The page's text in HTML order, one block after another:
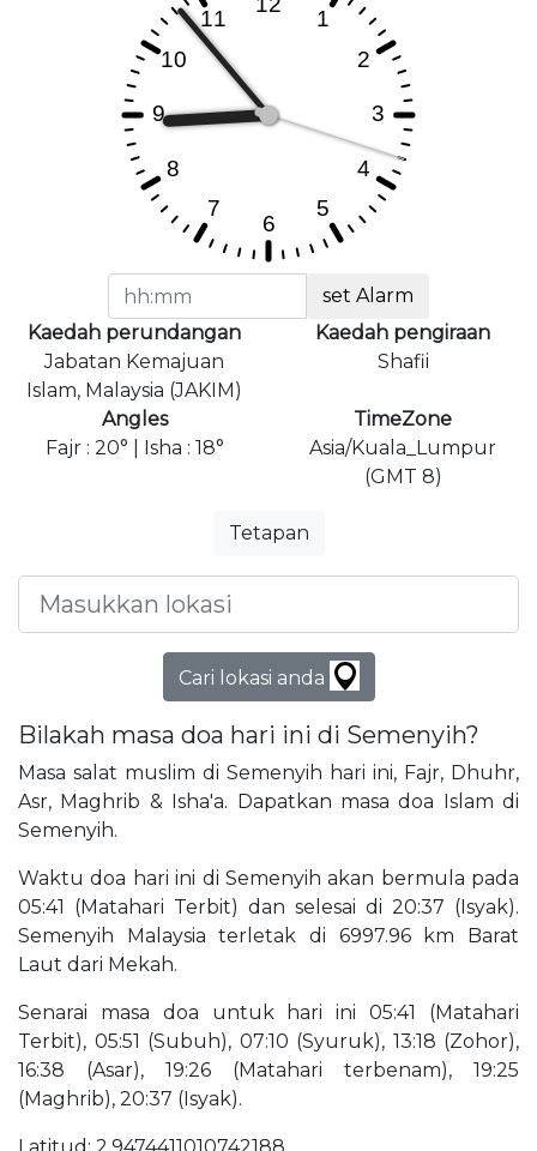
set Alarm
Kaedah perundangan
Jabatan Kemajuan
Islam, Malaysia (JAKIM)
Kaedah pengiraan
Shafii
Angles
Fajr : 20° | Isha : 18°
TimeZone
Asia/Kuala_Lumpur
(GMT 8)
Tetapan
Cari lokasi anda
Bilakah masa doa hari ini di Semenyih?
Masa salat muslim di Semenyih hari ini, Fajr, Dhuhr,
Asr, Maghrib & Isha'a. Dapatkan masa doa Islam di
Semenyih.
Waktu doa hari ini di Semenyih akan bermula pada
05:41 (Matahari Terbit) dan selesai di 20:37 (Isyak).
Semenyih Malaysia terletak di 6997.96 km Barat
Laut dari Mekah.
Senarai masa doa untuk hari ini 05:41 (Matahari
Terbit), 05:51 (Subuh), 07:10 (Syuruk), 13:18 (Zohor),
16:38 (Asar), 19:26 (Matahari terbenam), 19:25
(Maghrib), 20:37 (Isyak).